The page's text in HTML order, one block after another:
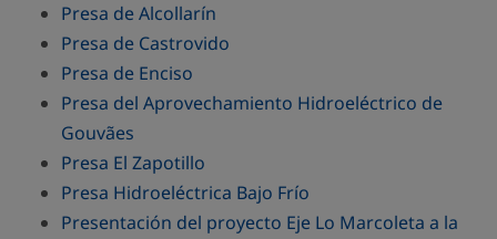
Presa de Alcollarín
Presa de Castrovido
Presa de Enciso
Presa del Aprovechamiento Hidroeléctrico de
Gouvães
Presa El Zapotillo
Presa Hidroeléctrica Bajo Frío
Presentación del proyecto Eje Lo Marcoleta a la